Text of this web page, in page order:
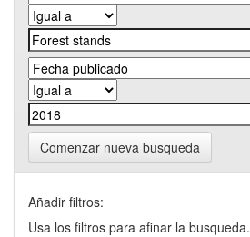
Comenzar nueva busqueda
Añadir filtros:
Usa los filtros para afinar la busqueda.